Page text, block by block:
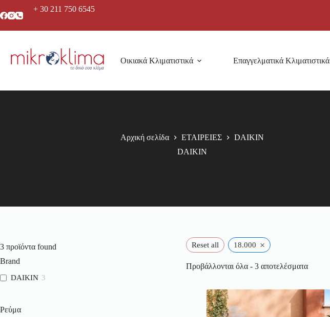
+ 30 211 750 6545
Οικιακά Κλιματιστικά Επαγγελματικά Κλιματιστικά
Αρχική σελίδα ΕΤΑΙΡΕΙΕΣ
DAIKIN
DAIKIN
Reset all 18.000 ×
Προβάλλονται όλα - 3 αποτελέσματα
3 προϊόντα found
Brand
DAIKIN 3
Ρεύμα